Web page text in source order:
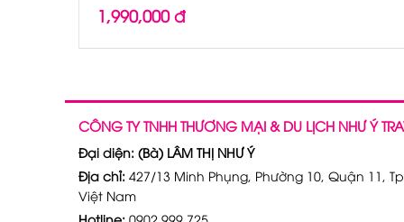
1,990,000đ
CÔNG TY TNHH THƯƠNG MẠI & DU LỊCH NHƯ Ý
Đại diện: (Bà) LÂM THỊ NHƯ Ý
Địa chỉ: 427/13 Minh Phụng, Phường 10, Quận 11,
Việt Nam